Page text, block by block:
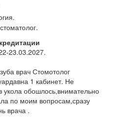
23.03.2027.
врач Стомотолог
1 кабинет. Не
укола обошлось,внимательно
по моим вопросам,сразу
врача .